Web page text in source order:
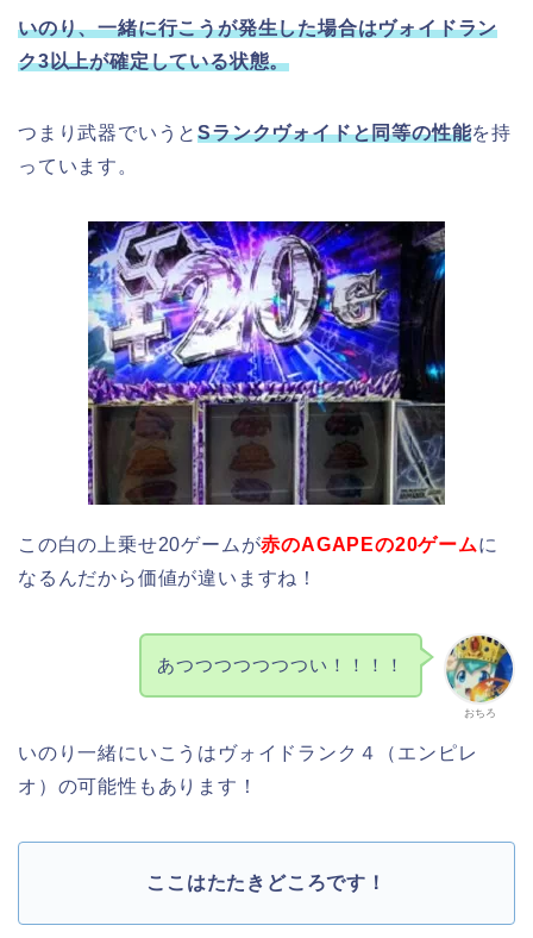
いのり、一緒に行こうが発生した場合はヴォイドラン
ク3以上が確定している状態。
つまり武器でいうとSランクヴォイドと同等の性能を持
っています。
この白の上乗せ20ゲームが赤のAGAPEの20ゲームに
なるんだから価値が違いますね！
おちろ
あつつつつつつつい！！！！
いのり一緒にいこうはヴォイドランク４（エンピレ
オ）の可能性もあります！
ここはたたきどころです！